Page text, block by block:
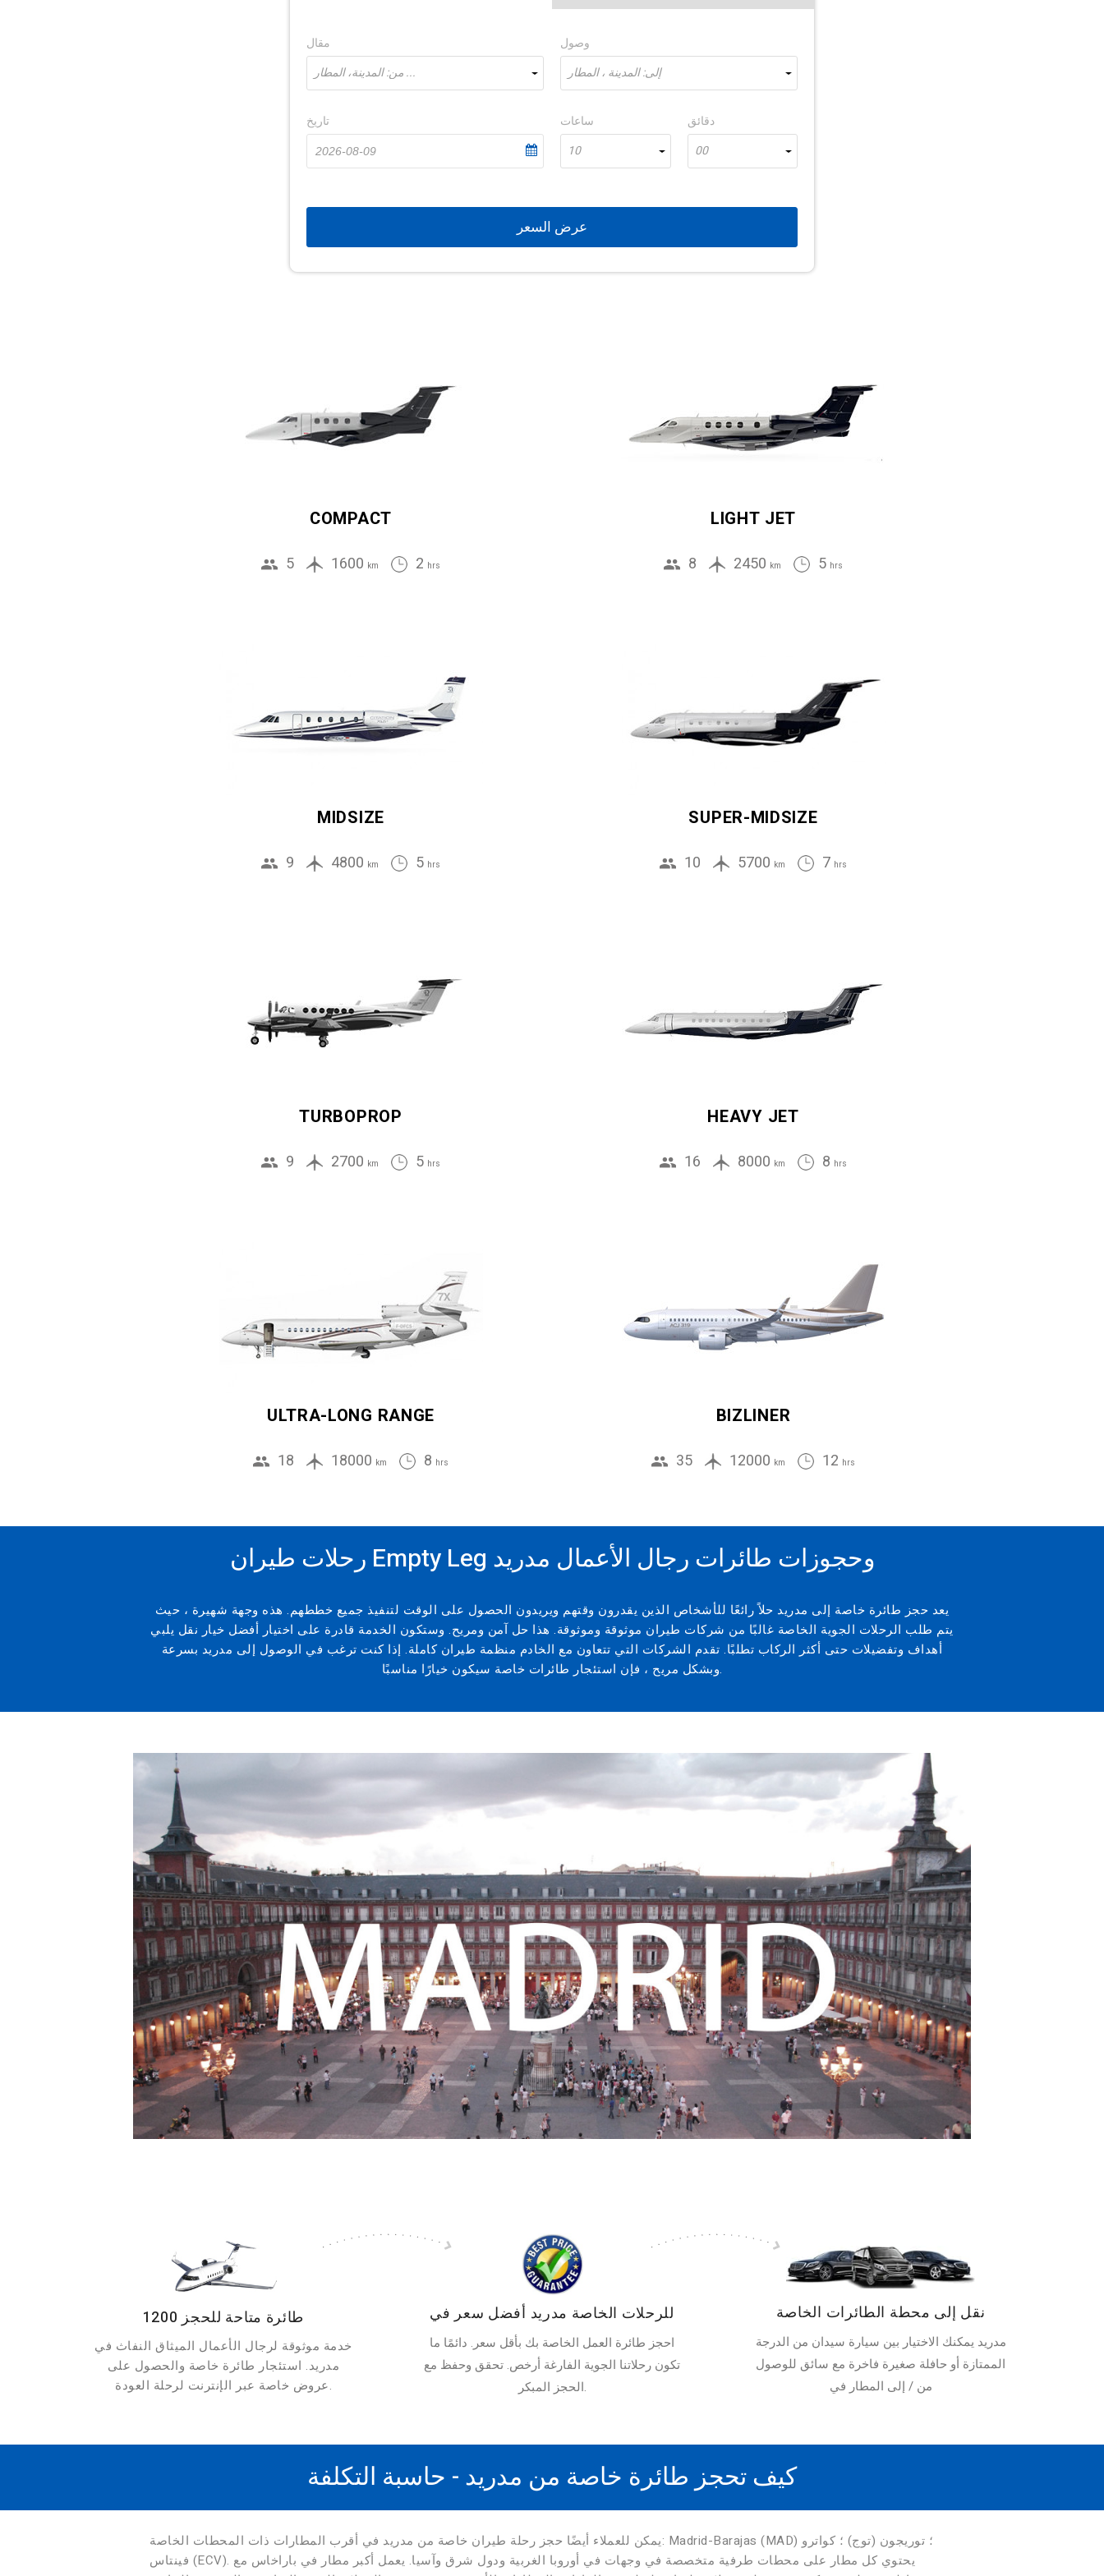
مقال
من: المدينة، المطار ...
وصول
إلى: المدينة ، المطار
تاريخ
ساعات
10
دقائق
00
عرض السعر
COMPACT
5 1600 km 2 hrs
LIGHT JET
8 2450 km 5 hrs
MIDSIZE
9 4800 km 5 hrs
SUPER-MIDSIZE
10 5700 km 7 hrs
TURBOPROP
9 2700 km 5 hrs
HEAVY JET
16 8000 km 8 hrs
ULTRA-LONG RANGE
18 18000 km 8 hrs
BIZLINER
35 12000 km 12 hrs
رحلات طيران Empty Leg وحجوزات طائرات رجال الأعمال مدريد
يعد حجز طائرة خاصة إلى مدريد حلاً رائعًا للأشخاص الذين يقدرون وقتهم ويريدون الحصول على الوقت لتنفيذ جميع خططهم. هذه وجهة شهيرة ، حيث
يتم طلب الرحلات الجوية الخاصة غالبًا من شركات طيران موثوقة وموثوقة. هذا حل آمن ومريح. وستكون الخدمة قادرة على اختيار أفضل خيار نقل يلبي
أهداف وتفضيلات حتى أكثر الركاب تطلبًا. تقدم الشركات التي تتعاون مع الخادم منظمة طيران كاملة. إذا كنت ترغب في الوصول إلى مدريد بسرعة
وبشكل مريح ، فإن استئجار طائرات خاصة سيكون خيارًا مناسبًا.
1200 طائرة متاحة للحجز
خدمة موثوقة لرجال الأعمال الميثاق النفاث في
مدريد. استئجار طائرة خاصة والحصول على
عروض خاصة عبر الإنترنت لرحلة العودة.
للرحلات الخاصة مدريد أفضل سعر في
احجز طائرة العمل الخاصة بك بأقل سعر. دائمًا ما
تكون رحلاتنا الجوية الفارغة أرخص. تحقق وحفظ مع
الحجز المبكر.
نقل إلى محطة الطائرات الخاصة
مدريد يمكنك الاختيار بين سيارة سيدان من الدرجة
الممتازة أو حافلة صغيرة فاخرة مع سائق للوصول
من / إلى المطار في
كيف تحجز طائرة خاصة من مدريد - حاسبة التكلفة
يمكن للعملاء أيضًا حجز رحلة طيران خاصة من مدريد في أقرب المطارات ذات المحطات الخاصة: Madrid-Barajas (MAD) ؛ توريجون (توج) ؛ كواترو
فينتاس (ECV). يحتوي كل مطار على محطات طرفية متخصصة في وجهات في أوروبا الغربية ودول شرق وآسيا. يعمل أكبر مطار في باراخاس مع